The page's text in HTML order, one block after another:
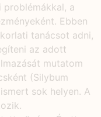
problémákkal, a
Ebben
tanácsot adni,
az adott
mutatom
(Silybum
sok helyen. A